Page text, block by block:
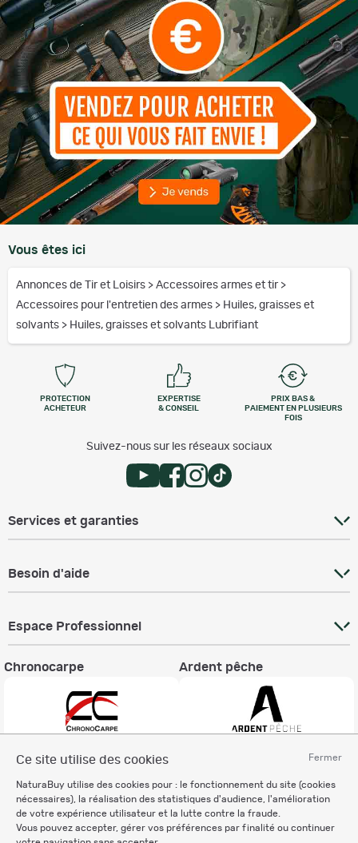
Fermer
Ce site utilise des cookies
NaturaBuy utilise des cookies pour : le fonctionnement du site (cookies
nécessaires), la réalisation des statistiques d'audience, l'amélioration
de votre expérience utilisateur et la lutte contre la fraude.
Vous pouvez accepter, gérer vos préférences par finalité ou continuer
Vous êtes ici
Annonces de Tir et Loisirs > Accessoires armes et tir >
Accessoires pour l'entretien des armes > Huiles, graisses et
solvants > Huiles, graisses et solvants Lubrifiant
PROTECTION
ACHETEUR
EXPERTISE
& CONSEIL
PRIX BAS &
PAIEMENT EN PLUSIEURS
FOIS
Suivez-nous sur les réseaux sociaux
Services et garanties
Besoin d'aide
Espace Professionnel
Chronocarpe Ardent pêche
Charte éthique
Mentions légales
Règlement & Conditions d'utilisation